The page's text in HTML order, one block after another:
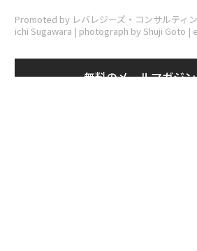
Promoted by レバレジーズ・コンサルティ
ichi Sugawara | photograph by Shuji Goto |
無料のメールマガジ